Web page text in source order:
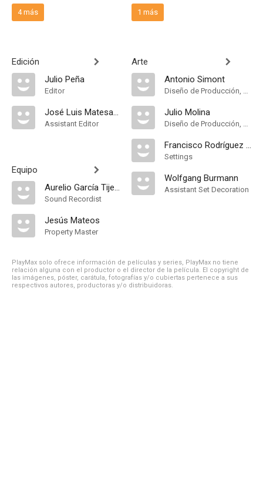
4 más
Edición
Julio Peña
Editor
José Luis Matesanz
Assistant Editor
Equipo
Aurelio García Tijeras
Sound Recordist
Jesús Mateos
Property Master
1 más
Arte
Antonio Simont
Diseño de Producción, Decorados
Julio Molina
Diseño de Producción, Decorados
Francisco Rodríguez Asensio
Settings
Wolfgang Burmann
Assistant Set Decoration
PlayMax solo ofrece información de películas y series, PlayMax no tiene
relación alguna con el productor o el director de la película. El copyright de
las imágenes, póster, carátula, fotografías y/o cubiertas pertenece a sus
respectivos autores, productoras y/o distribuidoras.